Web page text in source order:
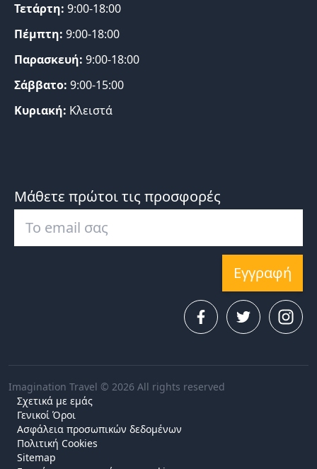
Τετάρτη: 9:00-18:00
Πέμπτη: 9:00-18:00
Παρασκευή: 9:00-18:00
Σάββατο: 9:00-15:00
Κυριακή: Κλειστά
Μάθετε πρώτοι τις προσφορές
Εγγραφή
Imagination Travel © 2026 All rights reserved
Σχετικά με εμάς
Γενικοί Όροι
Ασφάλεια προσωπικών δεδομένων
Πολιτική Cookies
Sitemap